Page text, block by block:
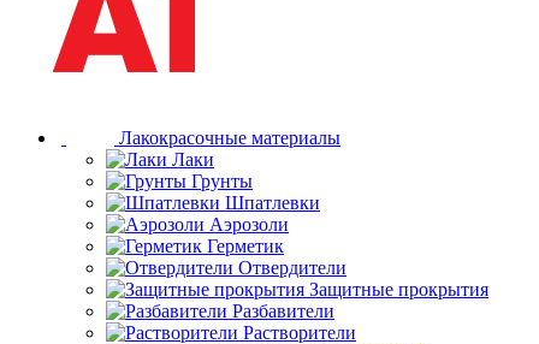
Лакокрасочные материалы
Лаки
Грунты
Шпатлевки
Аэрозоли
Герметик
Отвердители
Защитные прокрытия
Разбавители
Растворители